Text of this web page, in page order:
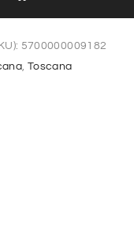
5700000009182
, Toscana